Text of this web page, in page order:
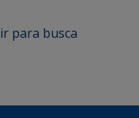
ir para busca